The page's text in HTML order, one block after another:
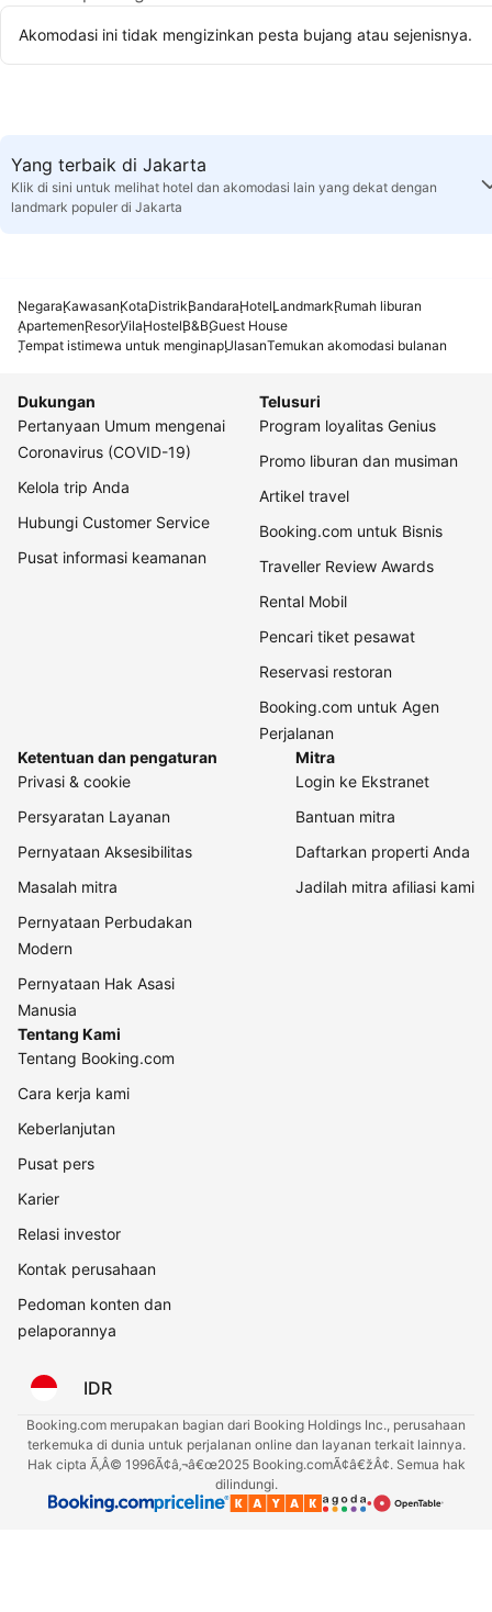
Akomodasi ini tidak mengizinkan pesta bujang atau sejenisnya.
Yang terbaik di Jakarta
Klik di sini untuk melihat hotel dan akomodasi lain yang dekat dengan
landmark populer di Jakarta
NegaraKawasanKotaDistrikBandaraHotelLandmarkRumah liburan
ApartemenResorVilaHostelB&BGuest House
Tempat istimewa untuk menginapUlasanTemukan akomodasi bulanan
Dukungan
Pertanyaan Umum mengenai
Coronavirus (COVID-19)
Kelola trip Anda
Hubungi Customer Service
Pusat informasi keamanan
Telusuri
Program loyalitas Genius
Promo liburan dan musiman
Artikel travel
Booking.com untuk Bisnis
Traveller Review Awards
Rental Mobil
Pencari tiket pesawat
Reservasi restoran
Booking.com untuk Agen
Perjalanan
Ketentuan dan pengaturan
Privasi & cookie
Persyaratan Layanan
Pernyataan Aksesibilitas
Masalah mitra
Pernyataan Perbudakan
Modern
Pernyataan Hak Asasi
Manusia
Mitra
Login ke Ekstranet
Bantuan mitra
Daftarkan properti Anda
Jadilah mitra afiliasi kami
Tentang Kami
Tentang Booking.com
Cara kerja kami
Keberlanjutan
Pusat pers
Karier
Relasi investor
Kontak perusahaan
Pedoman konten dan
pelaporannya
IDR
Booking.com merupakan bagian dari Booking Holdings Inc., perusahaan
terkemuka di dunia untuk perjalanan online dan layanan terkait lainnya.
Hak cipta Ã‚Â© 1996Ã¢â‚¬â€œ2025 Booking.comÃ¢â€žÂ¢. Semua hak
dilindungi.